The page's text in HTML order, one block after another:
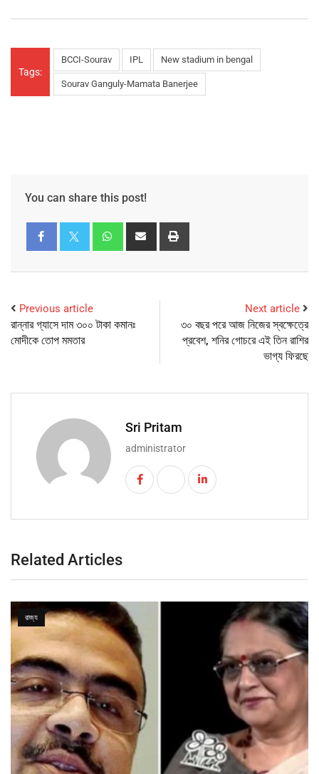
Tags:
BCCI-Sourav IPL New stadium in bengal
Sourav Ganguly-Mamata Banerjee
You can share this post!
Previous article
রান্নার গ্যাসে দাম ৩০০ টাকা কমানঃ
মোদীকে তোপ মমতার
Next article
৩০ বছর পরে আজ নিজের স্বক্ষেত্রে
প্রবেশ, শনির গোচরে এই তিন রাশির
ভাগ্য ফিরছে
Sri Pritam
administrator
Related Articles
রাজ্য